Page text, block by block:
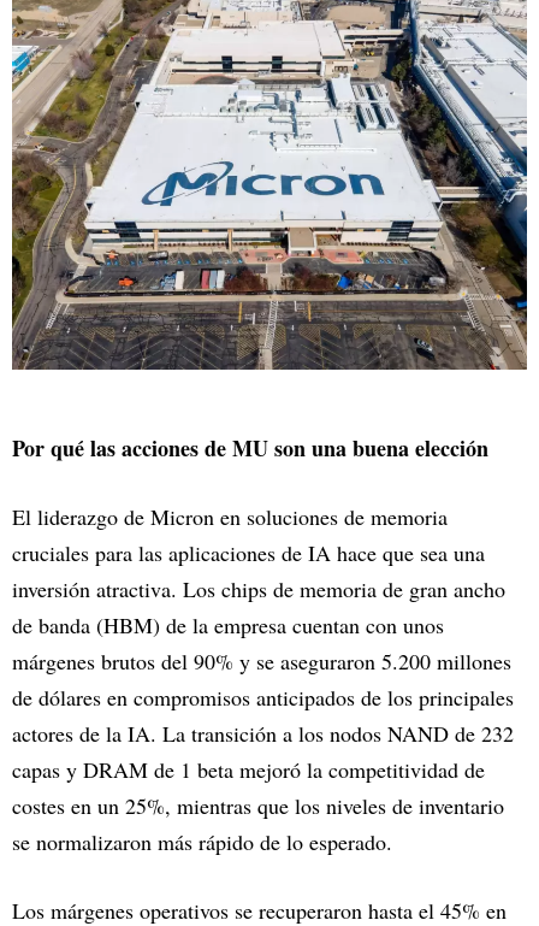
Por qué las acciones de MU son una buena elección
El liderazgo de Micron en soluciones de memoria
cruciales para las aplicaciones de IA hace que sea una
inversión atractiva. Los chips de memoria de gran ancho
de banda (HBM) de la empresa cuentan con unos
márgenes brutos del 90% y se aseguraron 5.200 millones
de dólares en compromisos anticipados de los principales
actores de la IA. La transición a los nodos NAND de 232
capas y DRAM de 1 beta mejoró la competitividad de
costes en un 25%, mientras que los niveles de inventario
se normalizaron más rápido de lo esperado.
Los márgenes operativos se recuperaron hasta el 45% en